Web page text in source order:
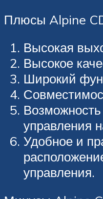
Плюсы Alpine
Высокая
Высокое
Широкий
управления
Удобное и
управления.